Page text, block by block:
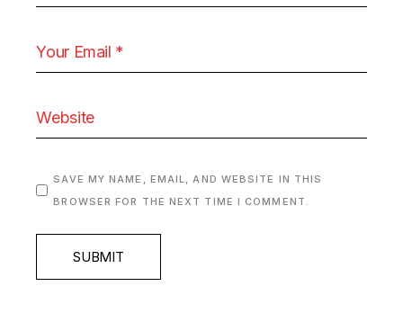
SAVE MY NAME, EMAIL, AND WEBSITE IN THIS
BROWSER FOR THE NEXT TIME I COMMENT.
SUBMIT